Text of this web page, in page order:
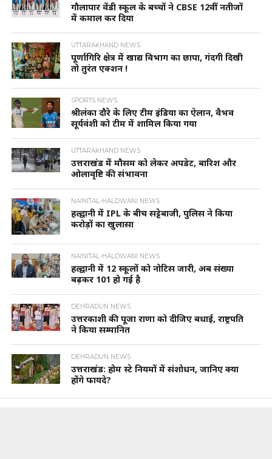
गौलापार वेंडी स्कूल के बच्चों ने CBSE 12वीं नतीजों
में कमाल कर दिया
UTTARAKHAND NEWS
पूर्णागिरि क्षेत्र में खाद्य विभाग का छापा, गंदगी दिखी
तो तुरंत एक्शन !
SPORTS NEWS
श्रीलंका दौरे के लिए टीम इंडिया का ऐलान, वैभव
सूर्यवंशी को टीम में शामिल किया गया
UTTARAKHAND NEWS
उत्तराखंड में मौसम को लेकर अपडेट, बारिश और
ओलावृष्टि की संभावना
NAINITAL-HALDWANI NEWS
हल्द्वानी में IPL के बीच सट्टेबाजी, पुलिस ने किया
करोड़ों का खुलासा
NAINITAL-HALDWANI NEWS
हल्द्वानी में 12 स्कूलों को नोटिस जारी, अब संख्या
बढ़कर 101 हो गई है
DEHRADUN NEWS
उत्तरकाशी की पूजा राणा को दीजिए बधाई, राष्ट्रपति
ने किया सम्मानित
DEHRADUN NEWS
उत्तराखंड: होम स्टे नियमों में संशोधन, जानिए क्या
होंगे फायदे?